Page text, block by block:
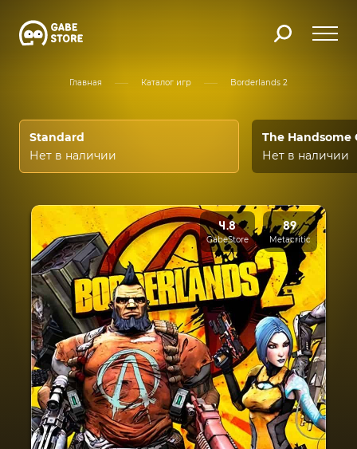
Главная Каталог игр Borderlands 2
Standard
Нет в наличии
The Handsome
Нет в наличии
4.8
GabeStore
89
Metacritic